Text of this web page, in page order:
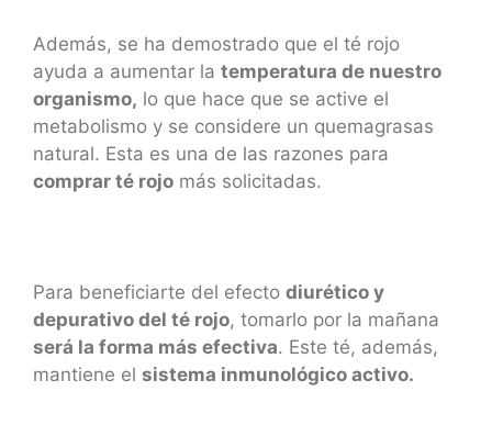
Además, se ha demostrado que el té rojo
ayuda a aumentar la temperatura de nuestro
organismo, lo que hace que se active el
metabolismo y se considere un quemagrasas
natural. Esta es una de las razones para
comprar té rojo más solicitadas.
Para beneficiarte del efecto diurético y
depurativo del té rojo, tomarlo por la mañana
será la forma más efectiva. Este té, además,
mantiene el sistema inmunológico activo.